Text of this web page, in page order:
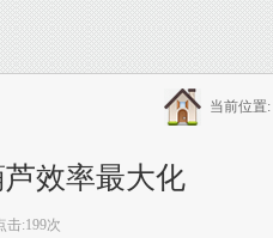
当前位置:
效率最大化
击:199次